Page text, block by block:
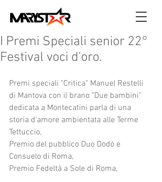
I Premi Speciali senior 22°
Festival voci d'oro.
Premi speciali "Critica" Manuel Restelli
di Mantova con il brano "Due bambini"
dedicata a Montecatini parla di una
storia d'amore ambientata alle Terme
Tettuccio,
Premio del pubblico Duo Dodò e
Consuelo di Roma,
Premio Fedeltà a Sole di Roma,